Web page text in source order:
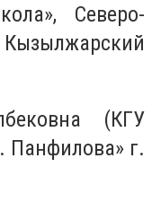
Северо-
(КГУ
г.